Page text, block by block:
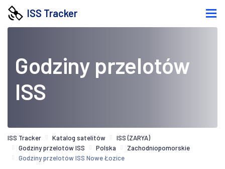
ISS Tracker
Godziny przelotów
ISS
ISS Tracker Katalog satelitów
ISS (ZARYA)
Godziny przelotów ISS
Polska
Zachodniopomorskie
Godziny przelotów ISS Nowe Łozice